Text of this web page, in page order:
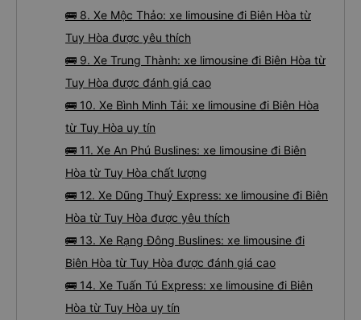
🚌 8. Xe Mộc Thảo: xe limousine đi Biên Hòa từ
Tuy Hòa được yêu thích
🚌 9. Xe Trung Thành: xe limousine đi Biên Hòa từ
Tuy Hòa được đánh giá cao
🚌 10. Xe Bình Minh Tải: xe limousine đi Biên Hòa
từ Tuy Hòa uy tín
🚌 11. Xe An Phú Buslines: xe limousine đi Biên
Hòa từ Tuy Hòa chất lượng
🚌 12. Xe Dũng Thuỷ Express: xe limousine đi Biên
Hòa từ Tuy Hòa được yêu thích
🚌 13. Xe Rạng Đông Buslines: xe limousine đi
Biên Hòa từ Tuy Hòa được đánh giá cao
🚌 14. Xe Tuấn Tú Express: xe limousine đi Biên
Hòa từ Tuy Hòa uy tín